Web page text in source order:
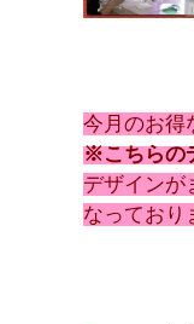
今月のお得
※こちらの
デザインが
なっており